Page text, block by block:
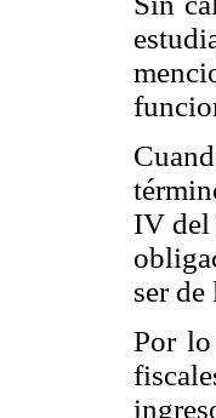
IV del
ser
Por